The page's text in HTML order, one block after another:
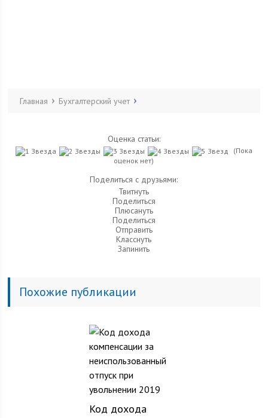
Главная Бухгалтерский учет
Оценка статьи:
(Пока
оценок нет)
Поделиться с друзьями:
Твитнуть
Поделиться
Плюсануть
Поделиться
Отправить
Класснуть
Запинить
Похожие публикации
Код дохода